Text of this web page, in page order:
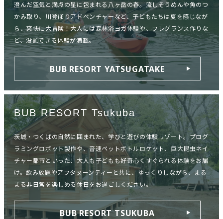
澄んだ空気と満点の星に包まれる八ヶ岳の春。流しそうめんや魚のつ
かみ取り、川登ぼりアドベンチャーなど、子どもたちは夏を感じなが
ら、爽快に大冒険！大人には森林浴ヨガ体験や、フレグランス作りな
ど、没頭できる体験が満載。
BUB RESORT YATSUGATAKE
BUB RESORT Tsukuba
茨城・つくばの自然に囲まれた、学びと遊びの体験リゾート。プログ
ラミングロボット製作や、音速ペットボトルロケット、巨大昆虫ネイ
チャー都市といった、大人も子どもも好奇心くすぐられる体験をお届
け。飲み放題やアフタヌーンティーと共に、ゆっくりしながら、まる
まる非日常を楽しめる休日をお過ごしください。
BUB RESORT TSUKUBA